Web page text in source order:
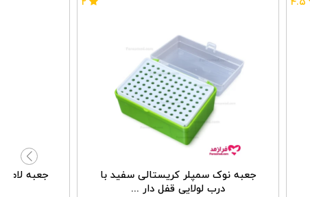
جعبه نوک سمپلر کریستالی سفید با
درب لولایی قفل دار ...